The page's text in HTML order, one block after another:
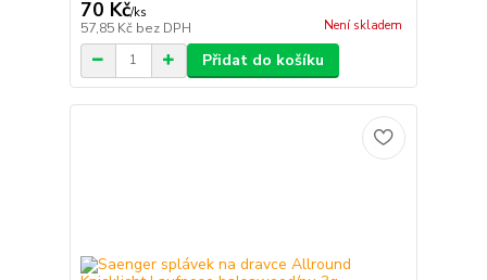
70 Kč/ks
57,85 Kč bez DPH Není skladem
Přidat do košíku